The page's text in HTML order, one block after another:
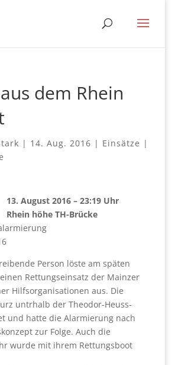
dem Rhein
| 14. Aug. 2016 | Einsätze |
13. August 2016 – 23:19 Uhr
Rhein höhe TH-Brücke
Person löste am späten
Rettungseinsatz der Mainzer
Hilfsorganisationen aus. Die
untrhalb der Theodor-Heuss-
und hatte die Alarmierung nach
zur Folge. Auch die
wurde mit ihrem Rettungsboot